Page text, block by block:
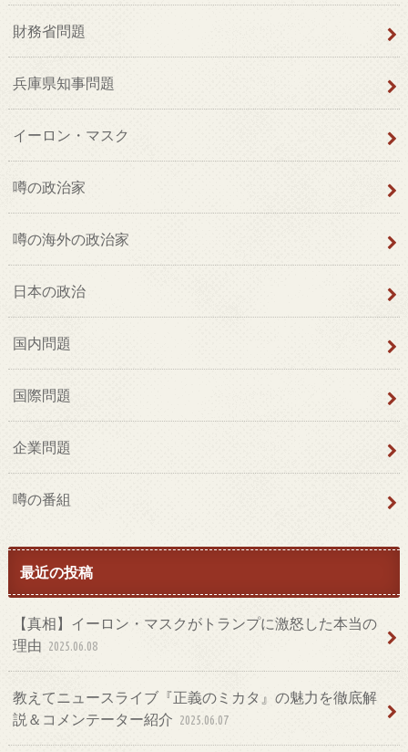
財務省問題
兵庫県知事問題
イーロン・マスク
噂の政治家
噂の海外の政治家
日本の政治
国内問題
国際問題
企業問題
噂の番組
最近の投稿
【真相】イーロン・マスクがトランプに激怒した本当の
理由 2025.06.08
教えてニュースライブ『正義のミカタ』の魅力を徹底解
説＆コメンテーター紹介 2025.06.07